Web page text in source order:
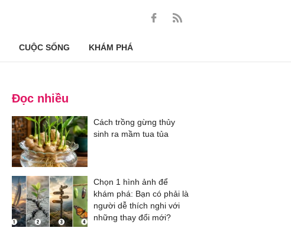
CUỘC SỐNG KHÁM PHÁ
Đọc nhiều
Cách trồng gừng thủy
sinh ra mầm tua tủa
Chọn 1 hình ảnh để
khám phá: Bạn có phải là
người dễ thích nghi với
những thay đổi mới?